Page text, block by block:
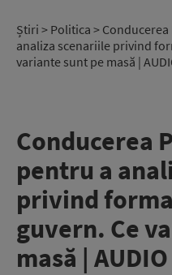
Știri > Politica >
analiza scenariile privind
variante sunt pe masă |
Conducerea
pentru a
privind
guvern. Ce
masă | AUDIO